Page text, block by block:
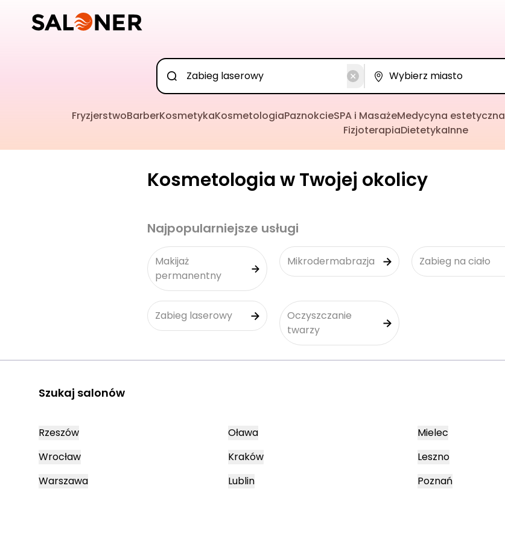
FryzjerstwoBarberKosmetykaKosmetologiaPaznokcieSPA i MasażeMedycyna estetyczna
FizjoterapiaDietetykaInne
Kosmetologia w Twojej okolicy
Najpopularniejsze usługi
Makijaż
permanentny
Mikrodermabrazja Zabieg na ciało
Zabieg laserowy
Oczyszczanie
twarzy
Szukaj salonów
Rzeszów
Wrocław
Warszawa
Oława
Kraków
Lublin
Mielec
Leszno
Poznań